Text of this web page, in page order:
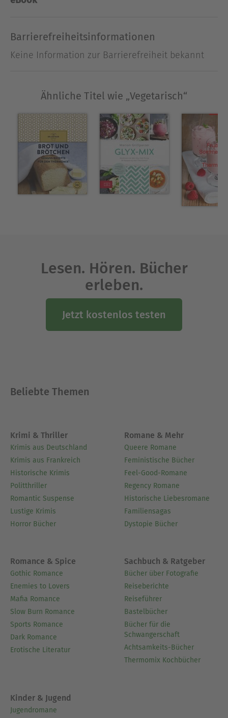
Barrierefreiheitsinformationen
Keine Information zur Barrierefreiheit bekannt
Ähnliche Titel wie „Vegetarisch“
Lesen. Hören. Bücher
erleben.
Jetzt kostenlos testen
Beliebte Themen
Krimi & Thriller
Krimis aus Deutschland
Krimis aus Frankreich
Historische Krimis
Politthriller
Romantic Suspense
Lustige Krimis
Horror Bücher
Romane & Mehr
Queere Romane
Feministische Bücher
Feel-Good-Romane
Regency Romane
Historische Liebesromane
Familiensagas
Dystopie Bücher
Romance & Spice
Gothic Romance
Enemies to Lovers
Mafia Romance
Slow Burn Romance
Sports Romance
Dark Romance
Erotische Literatur
Sachbuch & Ratgeber
Bücher über Fotografie
Reiseberichte
Reiseführer
Bastelbücher
Bücher für die
Schwangerschaft
Achtsamkeits-Bücher
Thermomix Kochbücher
Kinder & Jugend
Jugendromane